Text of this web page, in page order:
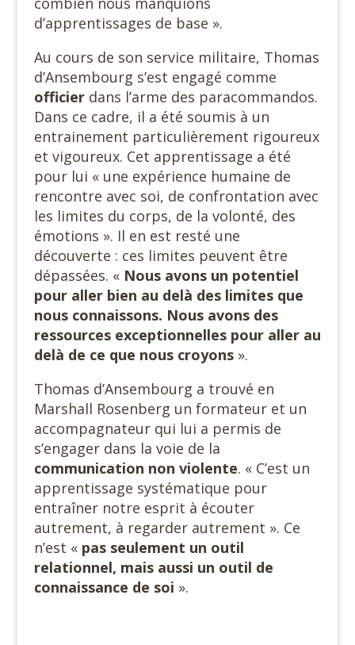
d’apprentissages de base ».
Au cours de son service militaire, Thomas
d’Ansembourg s’est engagé comme
officierdans l’arme des paracommandos.
Dans ce cadre, il a été soumis à un
entrainement particulièrement rigoureux
et vigoureux. Cet apprentissage a été
pour lui « une expérience humaine de
rencontre avec soi, de confrontation avec
les limites du corps, de la volonté, des
émotions ». Il en est resté une
découverte : ces limites peuvent être
dépassées. « Nous avons un potentiel
pour aller bien au delà des limites que
nous connaissons. Nous avons des
ressources exceptionnelles pour aller au
delà de ce que nous croyons ».
Thomas d’Ansembourg a trouvé en
Marshall Rosenberg un formateur et un
accompagnateur qui lui a permis de
s’engager dans la voie de la
communication non violente. « C’est un
apprentissage systématique pour
entraîner notre esprit à écouter
autrement, à regarder autrement ». Ce
n’est « pas seulement un outil
relationnel, mais aussi un outil de
connaissance de soi ».